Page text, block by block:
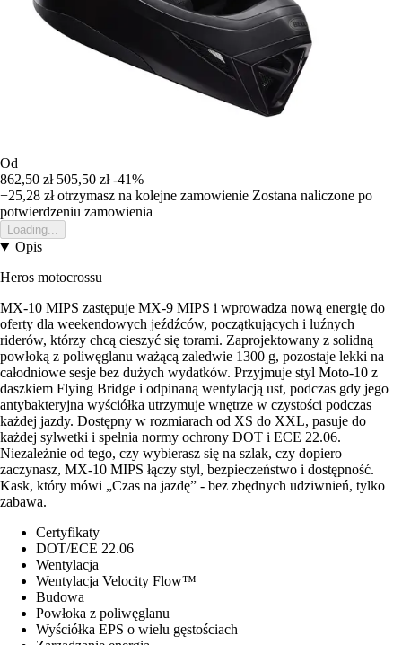
Od
862,50 zł 505,50 zł -41%
+25,28 złotrzymasz na kolejne zamowienie Zostana naliczone po
potwierdzeniu zamowienia
Loading...
Opis
Heros motocrossu
MX-10 MIPS zastępuje MX-9 MIPS i wprowadza nową energię do
oferty dla weekendowych jeźdźców, początkujących i luźnych
riderów, którzy chcą cieszyć się torami. Zaprojektowany z solidną
powłoką z poliwęglanu ważącą zaledwie 1300 g, pozostaje lekki na
całodniowe sesje bez dużych wydatków. Przyjmuje styl Moto-10 z
daszkiem Flying Bridge i odpinaną wentylacją ust, podczas gdy jego
antybakteryjna wyściółka utrzymuje wnętrze w czystości podczas
każdej jazdy. Dostępny w rozmiarach od XS do XXL, pasuje do
każdej sylwetki i spełnia normy ochrony DOT i ECE 22.06.
Niezależnie od tego, czy wybierasz się na szlak, czy dopiero
zaczynasz, MX-10 MIPS łączy styl, bezpieczeństwo i dostępność.
Kask, który mówi „Czas na jazdę” - bez zbędnych udziwnień, tylko
zabawa.
Certyfikaty
DOT/ECE 22.06
Wentylacja
Wentylacja Velocity Flow™
Budowa
Powłoka z poliwęglanu
Wyściółka EPS o wielu gęstościach